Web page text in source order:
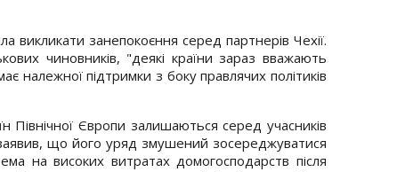
викликати занепокоєння серед партнерів Чехії.
чиновників, "деякі країни зараз вважають
належної підтримки з боку правлячих політиків
Північної Європи залишаються серед учасників
що його уряд змушений зосереджуватися
на високих витратах домогосподарств після